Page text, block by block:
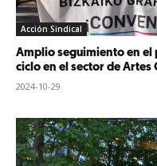
Acción Sindical
Amplio seguimiento en el
ciclo en el sector de Artes
2024-10-29